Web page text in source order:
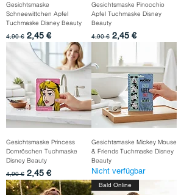
Gesichtsmaske
Schneewittchen Apfel
Tuchmaske Disney Beauty
Standardpreis
4,90 € Sale-Preis
2,45 €
Gesichtsmaske Pinocchio
Apfel Tuchmaske Disney
Beauty
Standardpreis
4,90 € Sale-Preis
2,45 €
Gesichtsmaske Princess
Dornröschen Tuchmaske
Disney Beauty
Standardpreis
4,90 € Sale-Preis
2,45 €
Gesichtsmaske Mickey Mouse
& Friends Tuchmaske Disney
Beauty
Nicht verfügbar
Bald Online